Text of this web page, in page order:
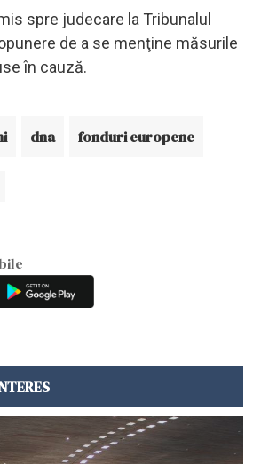
spre judecare la Tribunalul
de a se menţine măsurile
în cauză.
dna fonduri europene